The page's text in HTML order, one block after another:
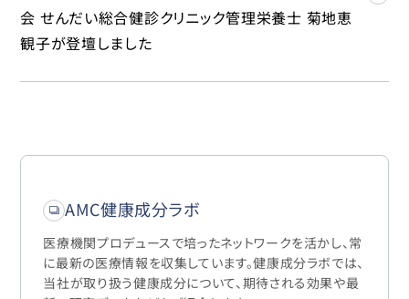
会 せんだい総合健診クリニック管理栄養士 菊地恵
観子が登壇しました
AMC健康成分ラボ
医療機関プロデュースで培ったネットワークを活かし、常
に最新の医療情報を収集しています。健康成分ラボでは、
当社が取り扱う健康成分について、期待される効果や最